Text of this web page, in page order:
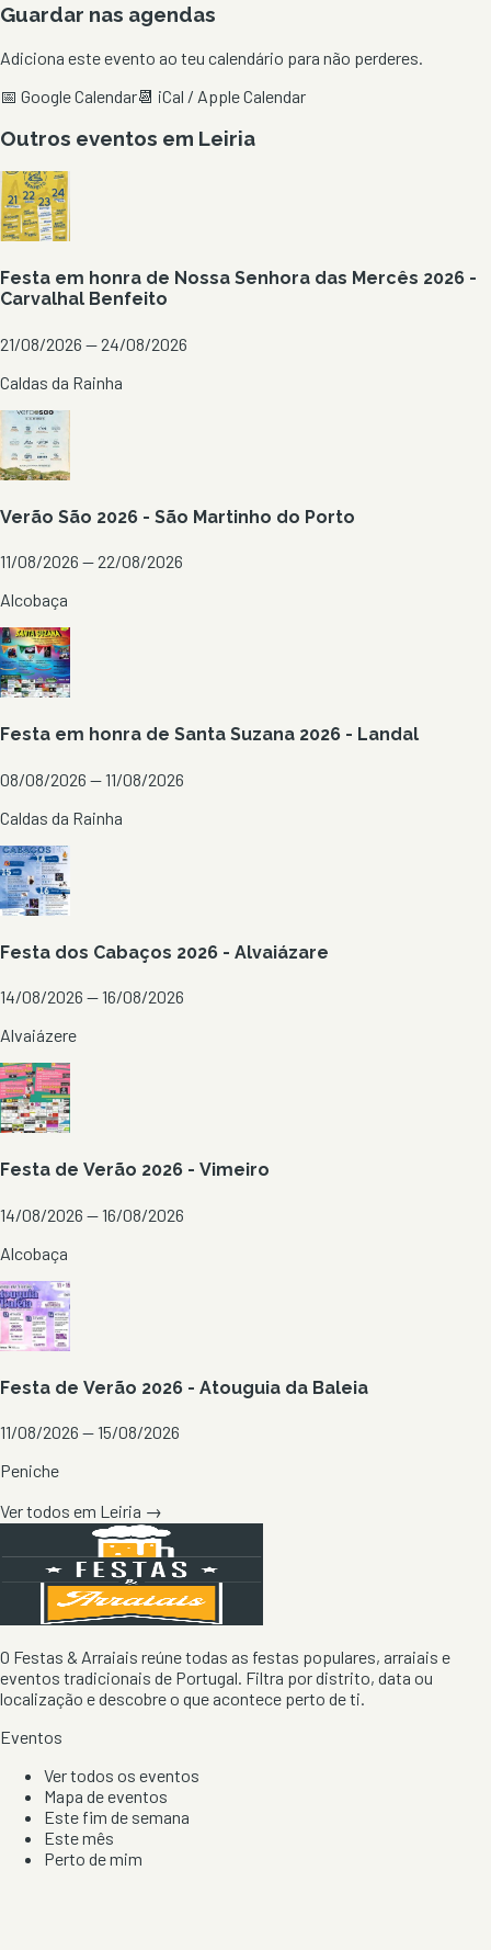
Guardar nas agendas
Adiciona este evento ao teu calendário para não perderes.
📅 Google Calendar📆 iCal / Apple Calendar
Outros eventos em Leiria
Festa em honra de Nossa Senhora das Mercês 2026 -
Carvalhal Benfeito
21/08/2026 — 24/08/2026
Caldas da Rainha
Verão São 2026 - São Martinho do Porto
11/08/2026 — 22/08/2026
Alcobaça
Festa em honra de Santa Suzana 2026 - Landal
08/08/2026 — 11/08/2026
Caldas da Rainha
Festa dos Cabaços 2026 - Alvaiázare
14/08/2026 — 16/08/2026
Alvaiázere
Festa de Verão 2026 - Vimeiro
14/08/2026 — 16/08/2026
Alcobaça
Festa de Verão 2026 - Atouguia da Baleia
11/08/2026 — 15/08/2026
Peniche
Ver todos em Leiria →
O Festas & Arraiais reúne todas as festas populares, arraiais e
eventos tradicionais de Portugal. Filtra por distrito, data ou
localização e descobre o que acontece perto de ti.
Eventos
Ver todos os eventos
Mapa de eventos
Este fim de semana
Este mês
Perto de mim